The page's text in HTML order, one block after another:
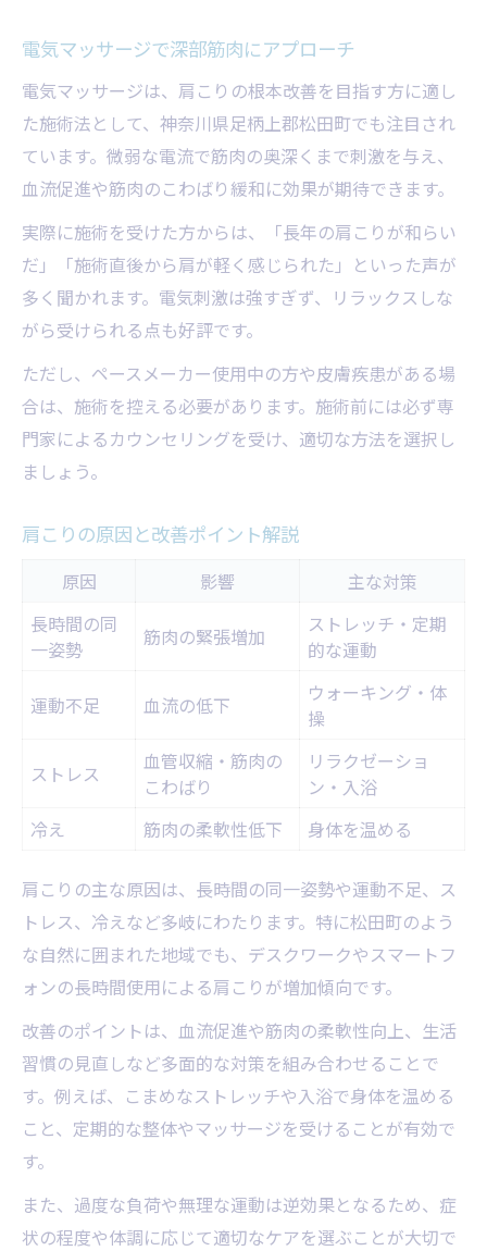
電気マッサージで深部筋肉にアプローチ
電気マッサージは、肩こりの根本改善を目指す方に適し
た施術法として、神奈川県足柄上郡松田町でも注目され
ています。微弱な電流で筋肉の奥深くまで刺激を与え、
血流促進や筋肉のこわばり緩和に効果が期待できます。
実際に施術を受けた方からは、「長年の肩こりが和らい
だ」「施術直後から肩が軽く感じられた」といった声が
多く聞かれます。電気刺激は強すぎず、リラックスしな
がら受けられる点も好評です。
ただし、ペースメーカー使用中の方や皮膚疾患がある場
合は、施術を控える必要があります。施術前には必ず専
門家によるカウンセリングを受け、適切な方法を選択し
ましょう。
肩こりの原因と改善ポイント解説
原因 影響
主な対策
長時間の同
一姿勢
筋肉の緊張増加
ストレッチ・定期
的な運動
運動不足 血流の低下
ウォーキング・体
操
ストレス
血管収縮・筋肉の
こわばり
リラクゼーショ
ン・入浴
冷え
筋肉の柔軟性低下 身体を温める
肩こりの主な原因は、長時間の同一姿勢や運動不足、ス
トレス、冷えなど多岐にわたります。特に松田町のよう
な自然に囲まれた地域でも、デスクワークやスマートフ
ォンの長時間使用による肩こりが増加傾向です。
改善のポイントは、血流促進や筋肉の柔軟性向上、生活
習慣の見直しなど多面的な対策を組み合わせることで
す。例えば、こまめなストレッチや入浴で身体を温める
こと、定期的な整体やマッサージを受けることが有効で
す。
また、過度な負荷や無理な運動は逆効果となるため、症
状の程度や体調に応じて適切なケアを選ぶことが大切で